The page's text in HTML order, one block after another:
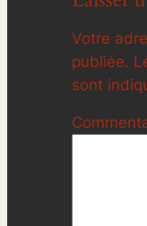
Votre
publiée.
sont